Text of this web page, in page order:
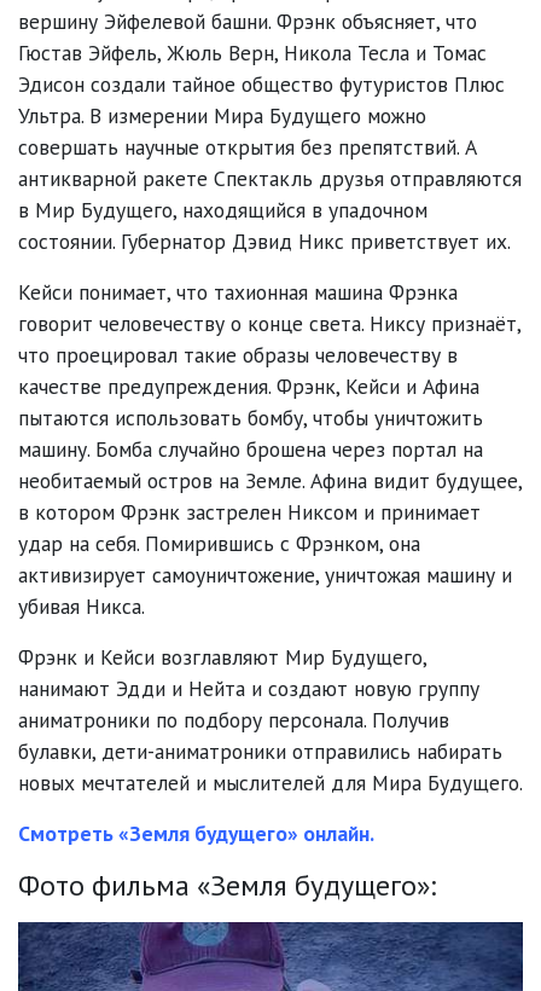
вершину Эйфелевой башни. Фрэнк объясняет, что
Гюстав Эйфель, Жюль Верн, Никола Тесла и Томас
Эдисон создали тайное общество футуристов Плюс
Ультра. В измерении Мира Будущего можно
совершать научные открытия без препятствий. А
антикварной ракете Спектакль друзья отправляются
в Мир Будущего, находящийся в упадочном
состоянии. Губернатор Дэвид Никс приветствует их.
Кейси понимает, что тахионная машина Фрэнка
говорит человечеству о конце света. Никсу признаёт,
что проецировал такие образы человечеству в
качестве предупреждения. Фрэнк, Кейси и Афина
пытаются использовать бомбу, чтобы уничтожить
машину. Бомба случайно брошена через портал на
необитаемый остров на Земле. Афина видит будущее,
в котором Фрэнк застрелен Никсом и принимает
удар на себя. Помирившись с Фрэнком, она
активизирует самоуничтожение, уничтожая машину и
убивая Никса.
Фрэнк и Кейси возглавляют Мир Будущего,
нанимают Эдди и Нейта и создают новую группу
аниматроники по подбору персонала. Получив
булавки, дети-аниматроники отправились набирать
новых мечтателей и мыслителей для Мира Будущего.
Смотреть «Земля будущего» онлайн.
Фото фильма «Земля будущего»: